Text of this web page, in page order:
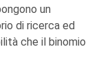
un
di ricerca ed
che il binomio